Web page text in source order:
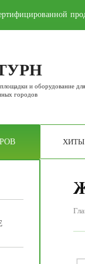
и оборудование для
городов
ХИТЫ